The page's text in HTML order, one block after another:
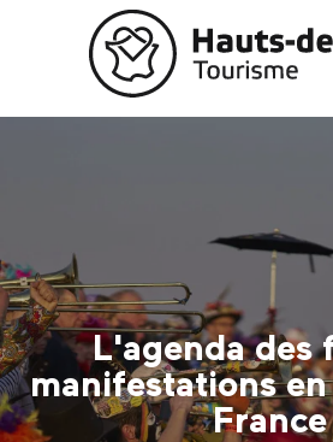
L'agenda des
manifestations
France